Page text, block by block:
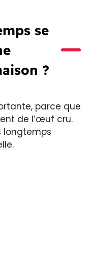
se
?
parce que
de l’œuf cru.
longtemps